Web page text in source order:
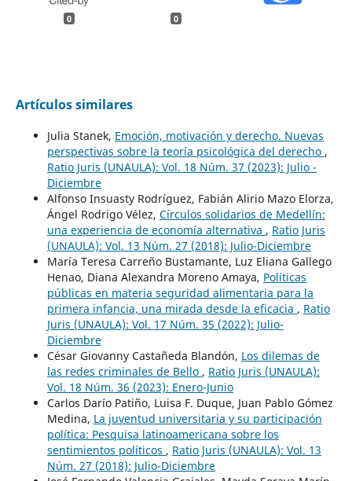
0 0
Artículos similares
Julia Stanek, Emoción, motivación y derecho. Nuevas
perspectivas sobre la teoría psicológica del derecho ,
Ratio Juris (UNAULA): Vol. 18 Núm. 37 (2023): Julio -
Diciembre
Alfonso Insuasty Rodríguez, Fabián Alirio Mazo Elorza,
Ángel Rodrigo Vélez, Círculos solidarios de Medellín:
una experiencia de economía alternativa , Ratio Juris
(UNAULA): Vol. 13 Núm. 27 (2018): Julio-Diciembre
María Teresa Carreño Bustamante, Luz Eliana Gallego
Henao, Diana Alexandra Moreno Amaya, Políticas
públicas en materia seguridad alimentaria para la
primera infancia, una mirada desde la eficacia , Ratio
Juris (UNAULA): Vol. 17 Núm. 35 (2022): Julio-
Diciembre
César Giovanny Castañeda Blandón, Los dilemas de
las redes criminales de Bello , Ratio Juris (UNAULA):
Vol. 18 Núm. 36 (2023): Enero-Junio
Carlos Darío Patiño, Luisa F. Duque, Juan Pablo Gómez
Medina, La juventud universitaria y su participación
política: Pesquisa latinoamericana sobre los
sentimientos políticos , Ratio Juris (UNAULA): Vol. 13
Núm. 27 (2018): Julio-Diciembre